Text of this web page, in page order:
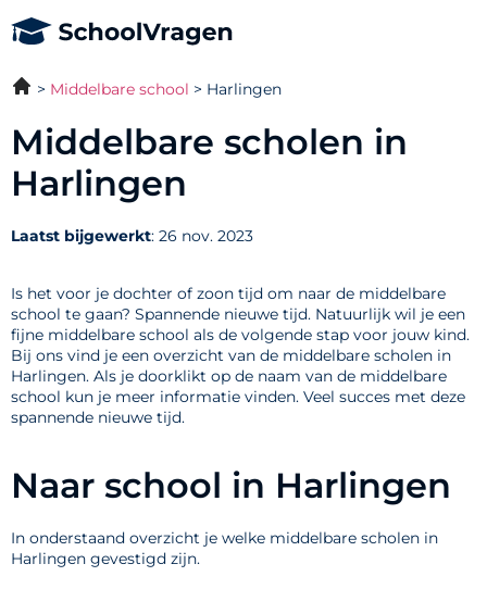
Middelbare school Harlingen
Middelbare scholen in
Harlingen
Laatst bijgewerkt: 26 nov. 2023
Is het voor je dochter of zoon tijd om naar de middelbare
school te gaan? Spannende nieuwe tijd. Natuurlijk wil je een
fijne middelbare school als de volgende stap voor jouw kind.
Bij ons vind je een overzicht van de middelbare scholen in
Harlingen. Als je doorklikt op de naam van de middelbare
school kun je meer informatie vinden. Veel succes met deze
spannende nieuwe tijd.
Naar school in Harlingen
In onderstaand overzicht je welke middelbare scholen in
Harlingen gevestigd zijn.